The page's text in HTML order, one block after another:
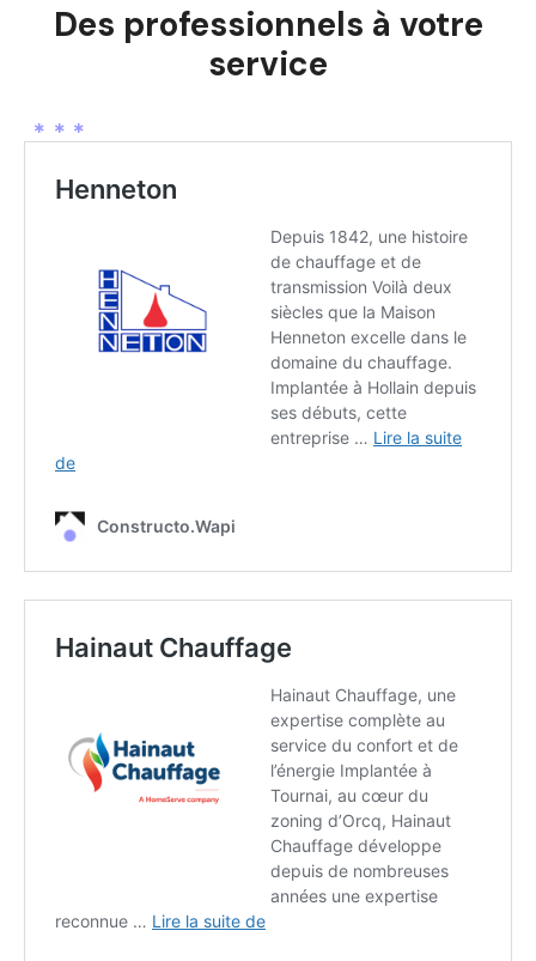
Des professionnels à votre
service